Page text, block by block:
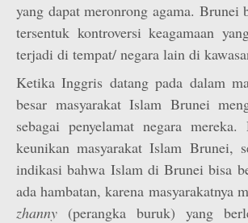
yang dapat meronrong agama. Brunei
tersentuk kontroversi keagamaan
terjadi di tempat/ negara lain di
Ketika Inggris datang pada dalam
besar masyarakat Islam Brunei
sebagai penyelamat negara
keunikan masyarakat Islam Brunei,
indikasi bahwa Islam di Brunei bisa
ada hambatan, karena masyarakatnya
zhanny (perangka buruk) yang